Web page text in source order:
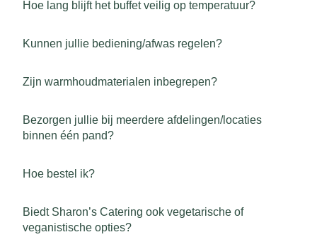
Hoe lang blijft het buffet veilig op temperatuur?
Kunnen jullie bediening/afwas regelen?
Zijn warmhoudmaterialen inbegrepen?
Bezorgen jullie bij meerdere afdelingen/locaties
binnen één pand?
Hoe bestel ik?
Biedt Sharon’s Catering ook vegetarische of
veganistische opties?